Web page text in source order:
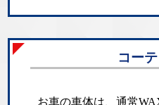
コー
お車の車体は、通常